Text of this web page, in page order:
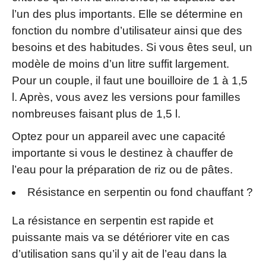
l’un des plus importants. Elle se détermine en
fonction du nombre d’utilisateur ainsi que des
besoins et des habitudes. Si vous êtes seul, un
modèle de moins d’un litre suffit largement.
Pour un couple, il faut une bouilloire de 1 à 1,5
l. Après, vous avez les versions pour familles
nombreuses faisant plus de 1,5 l.
Optez pour un appareil avec une capacité
importante si vous le destinez à chauffer de
l’eau pour la préparation de riz ou de pâtes.
Résistance en serpentin ou fond chauffant ?
La résistance en serpentin est rapide et
puissante mais va se détériorer vite en cas
d’utilisation sans qu’il y ait de l’eau dans la